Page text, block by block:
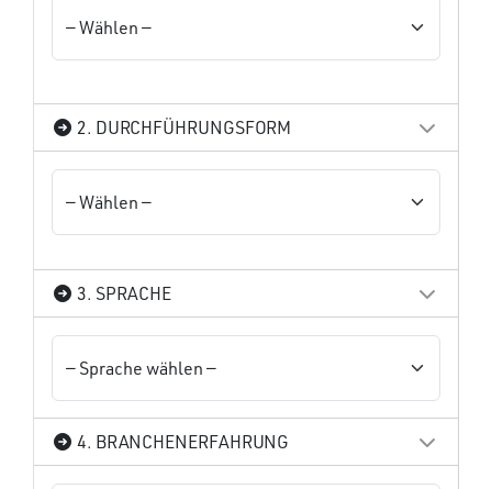
2. DURCHFÜHRUNGSFORM
3. SPRACHE
4. BRANCHENERFAHRUNG